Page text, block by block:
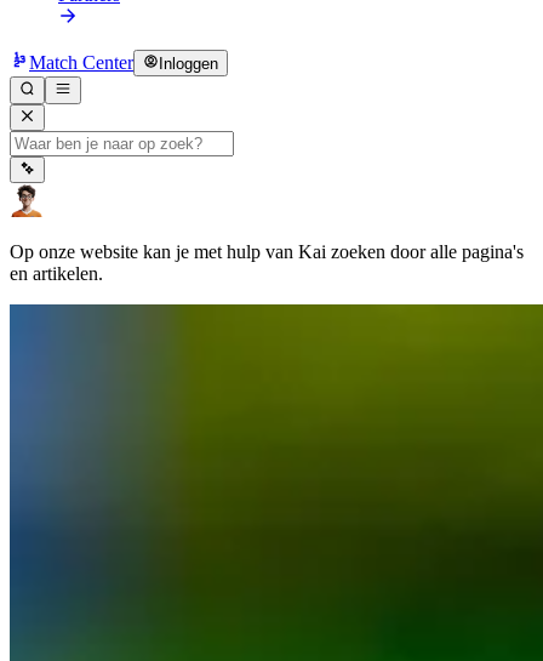
Match Center Inloggen
Op onze website kan je met hulp van Kai zoeken door alle pagina's
en artikelen.